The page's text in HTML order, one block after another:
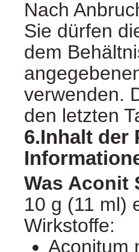
Nach
Sie dürfen
dem
verwenden.
den letzten
6.Inhalt der
Was Aconit
10 g (11 ml)
Wirkstoffe:
Aconitum